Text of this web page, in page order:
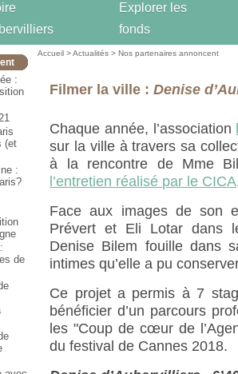
Explorer les
fonds
:
(et
:
de
Accueil >Actualités>Nos partenaires annoncent
Filmer la ville :Denise
Chaque année, l’association
sur la ville à travers sa
à la rencontre de Mme
l’entretien réalisé par le CICA
Face aux images de son
Prévert et Eli Lotar dans
Denise Bilem fouille dans
intimes qu’elle a pu
Ce projet a permis à 7
bénéficier d’un parcours
les "Coup de cœur de
du festival de Cannes 2018.